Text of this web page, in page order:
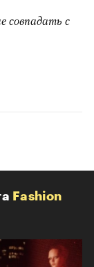
совпадать с
Fashion